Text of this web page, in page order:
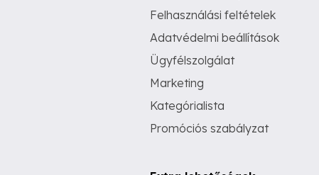
Felhasználási feltételek
Adatvédelmi beállítások
Ügyfélszolgálat
Marketing
Kategórialista
Promóciós szabályzat